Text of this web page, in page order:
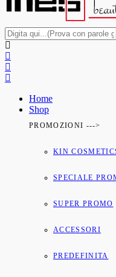
Home
Shop
PROMOZIONI --->
KIN
SPECIALE
SUPER PROMO
ACCESSORI
PREDEFINITA